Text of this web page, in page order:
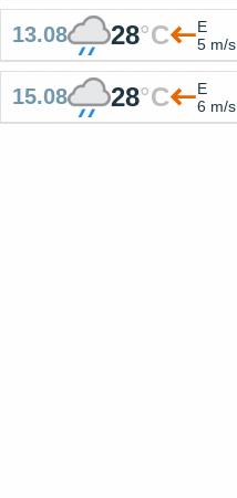
13.08 28°C
E
5 m/s
15.08 28°C
E
6 m/s